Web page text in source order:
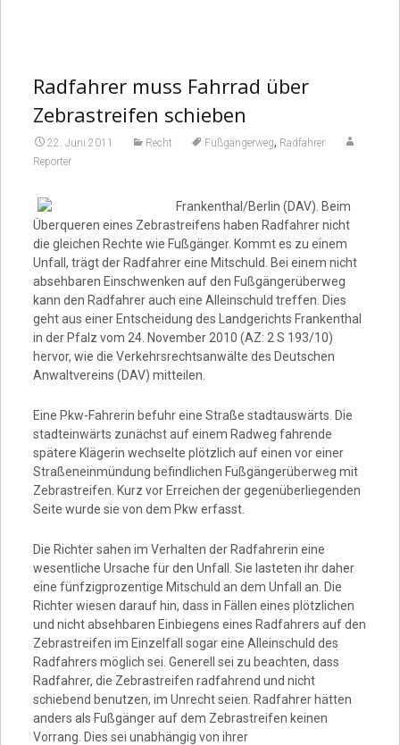
Radfahrer muss Fahrrad über
Zebrastreifen schieben
22. Juni 2011 Recht Fußgängerweg, Radfahrer
Reporter
Frankenthal/Berlin (DAV). Beim
Überqueren eines Zebrastreifens haben Radfahrer nicht
die gleichen Rechte wie Fußgänger. Kommt es zu einem
Unfall, trägt der Radfahrer eine Mitschuld. Bei einem nicht
absehbaren Einschwenken auf den Fußgängerüberweg
kann den Radfahrer auch eine Alleinschuld treffen. Dies
geht aus einer Entscheidung des Landgerichts Frankenthal
in der Pfalz vom 24. November 2010 (AZ: 2 S 193/10)
hervor, wie die Verkehrsrechtsanwälte des Deutschen
Anwaltvereins (DAV) mitteilen.
Eine Pkw-Fahrerin befuhr eine Straße stadtauswärts. Die
stadteinwärts zunächst auf einem Radweg fahrende
spätere Klägerin wechselte plötzlich auf einen vor einer
Straßeneinmündung befindlichen Fußgängerüberweg mit
Zebrastreifen. Kurz vor Erreichen der gegenüberliegenden
Seite wurde sie von dem Pkw erfasst.
Die Richter sahen im Verhalten der Radfahrerin eine
wesentliche Ursache für den Unfall. Sie lasteten ihr daher
eine fünfzigprozentige Mitschuld an dem Unfall an. Die
Richter wiesen darauf hin, dass in Fällen eines plötzlichen
und nicht absehbaren Einbiegens eines Radfahrers auf den
Zebrastreifen im Einzelfall sogar eine Alleinschuld des
Radfahrers möglich sei. Generell sei zu beachten, dass
Radfahrer, die Zebrastreifen radfahrend und nicht
schiebend benutzen, im Unrecht seien. Radfahrer hätten
anders als Fußgänger auf dem Zebrastreifen keinen
Vorrang. Dies sei unabhängig von ihrer